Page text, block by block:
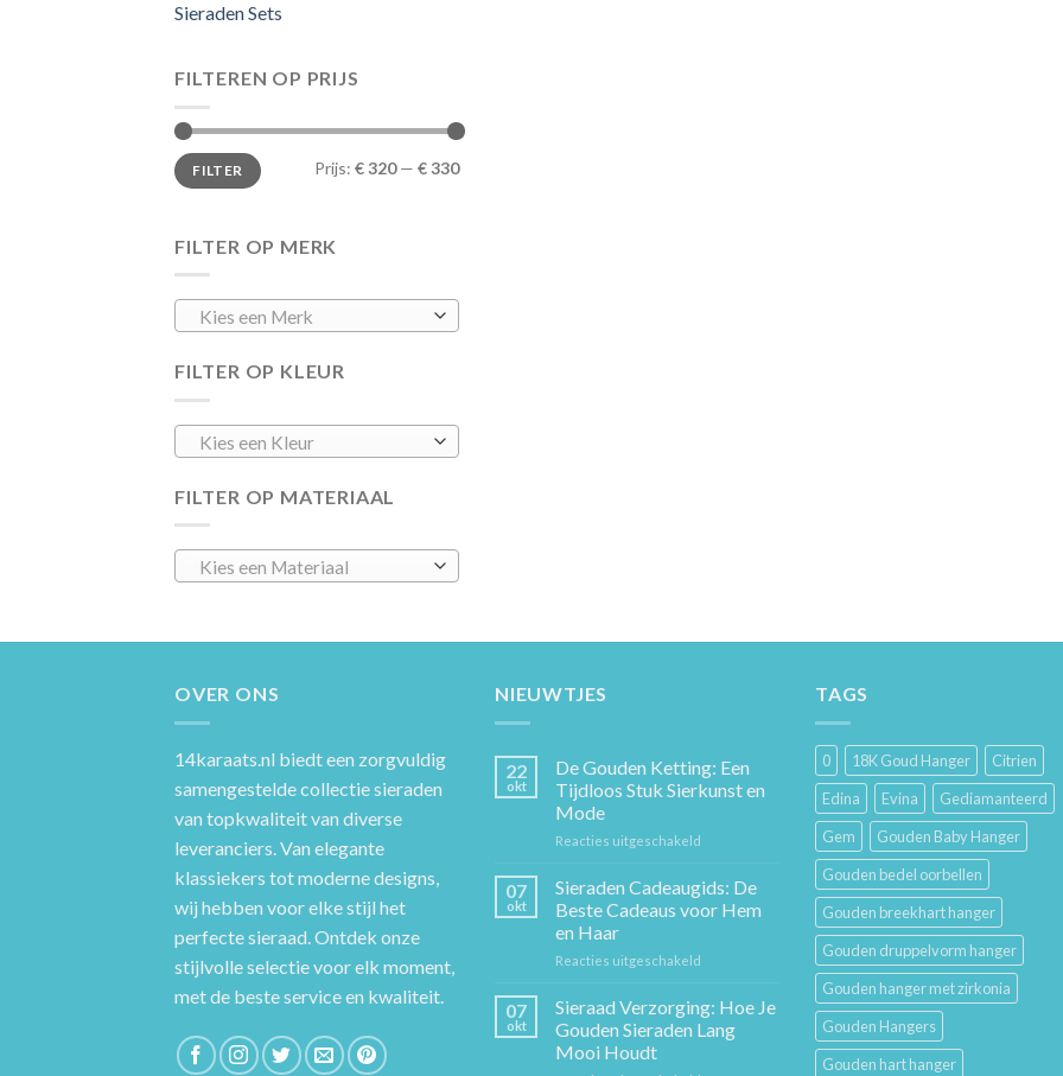
Sieraden Sets
FILTEREN OP PRIJS
Min.
prijs
Max.
prijsFILTER Prijs: € 320— € 330
FILTER OP MERK
Kies een Merk
FILTER OP KLEUR
Kies een Kleur
FILTER OP MATERIAAL
Kies een Materiaal
OVER ONS
14karaats.nl biedt een zorgvuldig
samengestelde collectie sieraden
van topkwaliteit van diverse
leveranciers. Van elegante
klassiekers tot moderne designs,
wij hebben voor elke stijl het
perfecte sieraad. Ontdek onze
stijlvolle selectie voor elk moment,
met de beste service en kwaliteit.
NIEUWTJES
22
okt
De Gouden Ketting: Een
Tijdloos Stuk Sierkunst en
Mode
Reacties uitgeschakeld
Gouden
Ketting:
Een
Mode
07
okt
Sieraden Cadeaugids: De
Beste Cadeaus voor Hem
en Haar
Reacties uitgeschakeld
Cadeaugids:
De
Beste
07
okt
Sieraad Verzorging: Hoe Je
Gouden Sieraden Lang
Mooi Houdt
TAGS
0 18K Goud Hanger
Citrien
Edina
Evina
Gediamanteerd
Gem
Gouden Baby Hanger
Gouden bedel oorbellen
Gouden breekhart hanger
Gouden druppelvorm hanger
Gouden hanger met zirkonia
Gouden Hangers
Gouden hart hanger